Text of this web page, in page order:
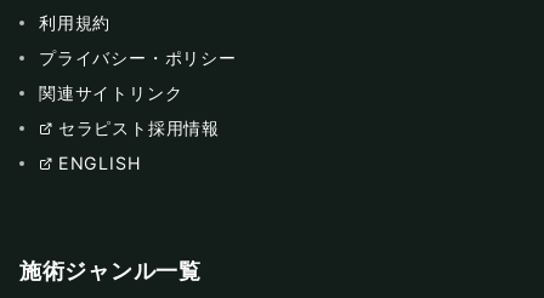
利用規約
プライバシー・ポリシー
関連サイトリンク
セラピスト採用情報
ENGLISH
施術ジャンル一覧